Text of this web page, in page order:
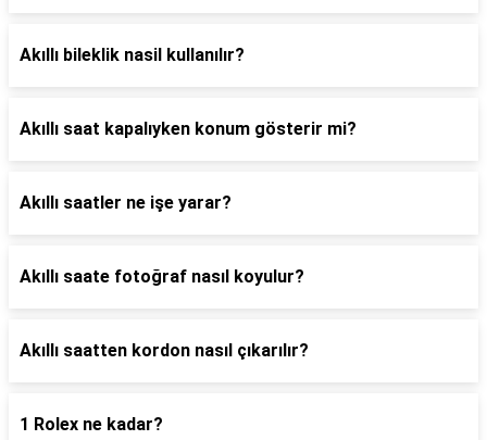
Akıllı bileklik nasil kullanılır?
Akıllı saat kapalıyken konum gösterir mi?
Akıllı saatler ne işe yarar?
Akıllı saate fotoğraf nasıl koyulur?
Akıllı saatten kordon nasıl çıkarılır?
1 Rolex ne kadar?